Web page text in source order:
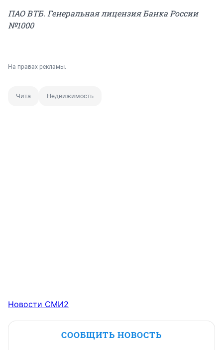
ПАО ВТБ. Генеральная лицензия Банка России
№1000
На правах рекламы.
Чита Недвижимость
Новости СМИ2
СООБЩИТЬ НОВОСТЬ